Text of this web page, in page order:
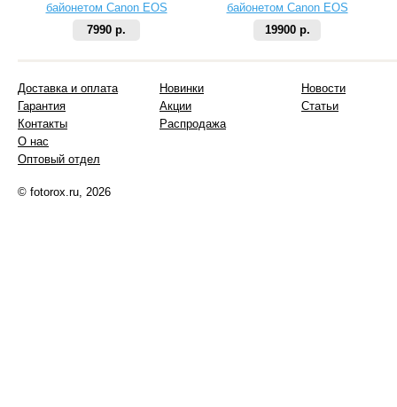
байонетом Canon EOS
7990 р.
байонетом Canon EOS
19900 р.
Доставка и оплата
Гарантия
Контакты
О нас
Оптовый отдел
Новинки
Акции
Распродажа
Новости
Статьи
© fotorox.ru, 2026